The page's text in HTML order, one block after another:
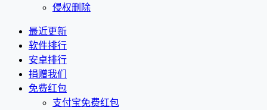
侵权删除
最近更新
软件排行
安卓排行
捐赠我们
免费红包
支付宝免费红包